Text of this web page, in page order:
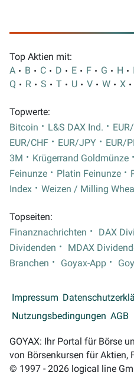
Top Aktien mit:
A
B C D E F G H I
Q
R S T U V W X
Topwerte:
Bitcoin
L&S DAX Ind.
EUR/CHF
EUR/JPY EUR/
3M
Krügerrand Goldmünze
Feinunze
Platin Feinunze
Index
Weizen / Milling
Topseiten:
Finanznachrichten
DAX
Dividenden
MDAX
Branchen
Goyax-App
Impressum
Nutzungsbedingungen AGB
GOYAX: Ihr Portal für Börse
von Börsenkursen für Aktien,
© 1997 - 2026 logical line